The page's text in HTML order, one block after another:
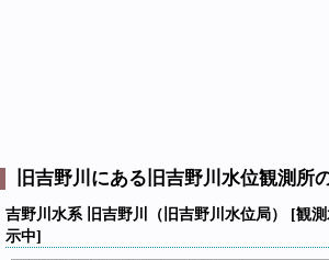
旧吉野川にある旧吉野川水位観測所
吉野川水系 旧吉野川（旧吉野川水位局） [観
示中]